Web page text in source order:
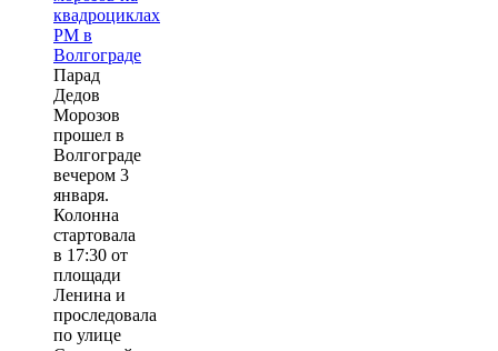
Парад
Дедов
Морозов
прошел в
Волгограде
вечером 3
января.
Колонна
стартовала
в 17:30 от
площади
Ленина и
проследовала
по улице